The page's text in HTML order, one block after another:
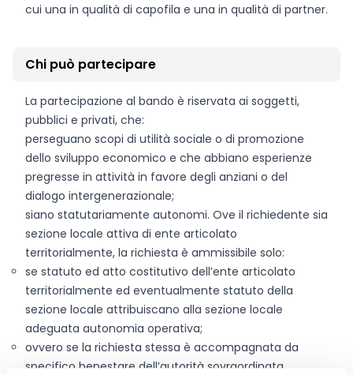
cui una in qualità di capofila e una in qualità di partner.
Chi può partecipare
La partecipazione al bando è riservata ai soggetti,
pubblici e privati, che:
perseguano scopi di utilità sociale o di promozione
dello sviluppo economico e che abbiano esperienze
pregresse in attività in favore degli anziani o del
dialogo intergenerazionale;
siano statutariamente autonomi. Ove il richiedente sia
sezione locale attiva di ente articolato
territorialmente, la richiesta è ammissibile solo:
se statuto ed atto costitutivo dell’ente articolato
territorialmente ed eventualmente statuto della
sezione locale attribuiscano alla sezione locale
adeguata autonomia operativa;
ovvero se la richiesta stessa è accompagnata da
specifico benestare dell’autorità sovraordinata